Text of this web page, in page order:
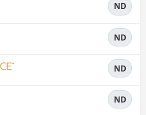
ND
ND
ND
ND